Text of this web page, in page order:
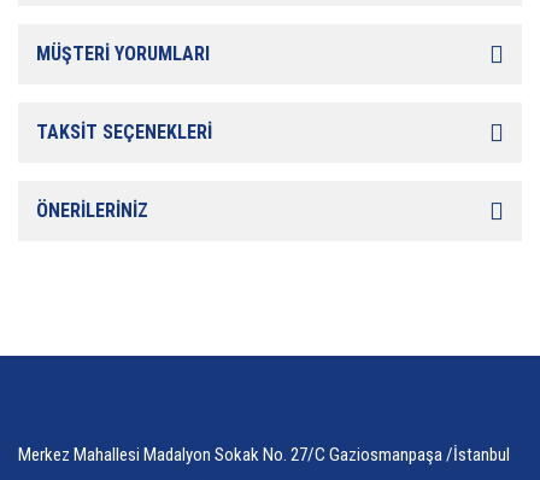
MÜŞTERİ YORUMLARI
TAKSİT SEÇENEKLERİ
ÖNERİLERİNİZ
Merkez Mahallesi Madalyon Sokak No. 27/C Gaziosmanpaşa /İstanbul